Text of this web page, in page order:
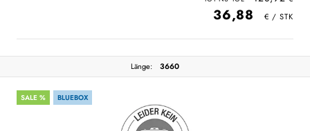
36,88
Länge: 3660
SALE % BLUEBOX